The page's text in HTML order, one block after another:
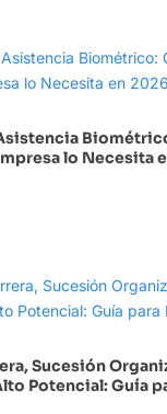
lo Necesita
Sucesión
Potencial: Guía